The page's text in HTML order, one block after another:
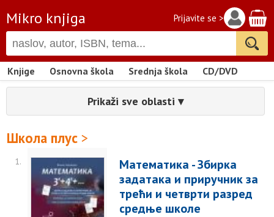
Mikro knjiga Prijavite se >
Knjige Osnovna škola Srednja škola CD/DVD
Prikaži sve oblasti ▾
Школа плус >
1.
Математика - Збирка
задатака и приручник за
трећи и четврти разред
средње школе